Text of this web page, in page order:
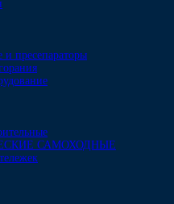
пресепараторы
САМОХОДНЫЕ